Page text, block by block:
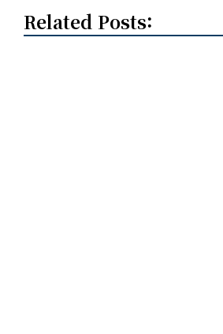
Related Posts: